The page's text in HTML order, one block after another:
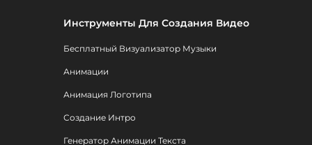
Инструменты Для Создания Видео
Бесплатный Визуализатор Музыки
Анимации
Анимация Логотипа
Создание Интро
Генератор Анимации Текста